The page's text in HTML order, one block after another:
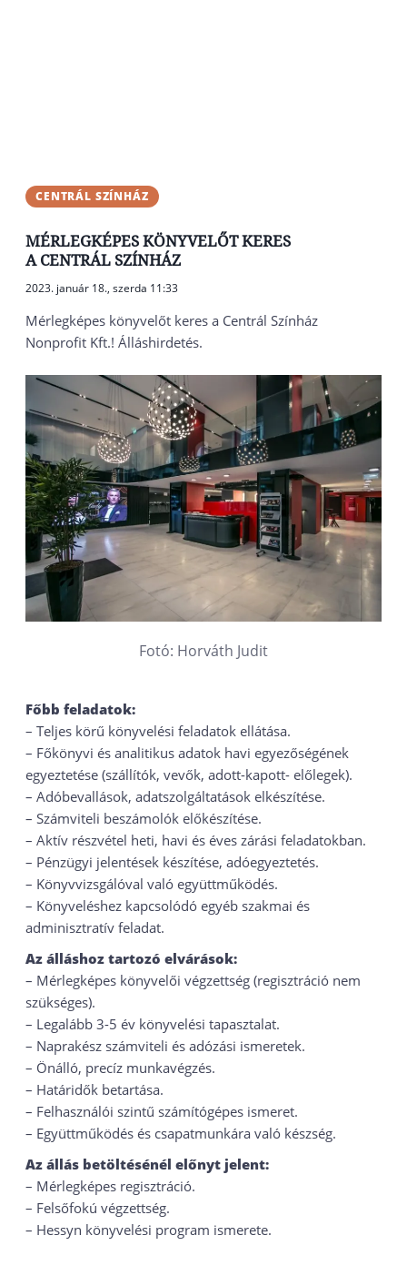
CENTRÁL SZÍNHÁZ
MÉRLEGKÉPES KÖNYVELŐT KERES
A CENTRÁL SZÍNHÁZ
2023. január 18., szerda 11:33
Mérlegképes könyvelőt keres a Centrál Színház
Nonprofit Kft.! Álláshirdetés.
Fotó: Horváth Judit
Főbb feladatok:
– Teljes körű könyvelési feladatok ellátása.
– Főkönyvi és analitikus adatok havi egyezőségének
egyeztetése (szállítók, vevők, adott-kapott- előlegek).
– Adóbevallások, adatszolgáltatások elkészítése.
– Számviteli beszámolók előkészítése.
– Aktív részvétel heti, havi és éves zárási feladatokban.
– Pénzügyi jelentések készítése, adóegyeztetés.
– Könyvvizsgálóval való együttműködés.
– Könyveléshez kapcsolódó egyéb szakmai és
adminisztratív feladat.
Az álláshoz tartozó elvárások:
– Mérlegképes könyvelői végzettség (regisztráció nem
szükséges).
– Legalább 3-5 év könyvelési tapasztalat.
– Naprakész számviteli és adózási ismeretek.
– Önálló, precíz munkavégzés.
– Határidők betartása.
– Felhasználói szintű számítógépes ismeret.
– Együttműködés és csapatmunkára való készség.
Az állás betöltésénél előnyt jelent:
– Mérlegképes regisztráció.
– Felsőfokú végzettség.
– Hessyn könyvelési program ismerete.